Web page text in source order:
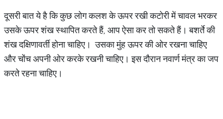
दूसरी बात ये है कि कुछ लोग कलश के ऊपर रखी कटोरी में चावल भरकर
उसके ऊपर शंख स्थापित करते हैं, आप ऐसा कर तो सकते हैं। बशर्ते की
शंख दक्षिणावर्ती होना चाहिए। उसका मुंह ऊपर की ओर रखना चाहिए
और चोंच अपनी ओर करके रखनी चाहिए। इस दौरान नवार्ण मंत्र का जप
करते रहना चाहिए।